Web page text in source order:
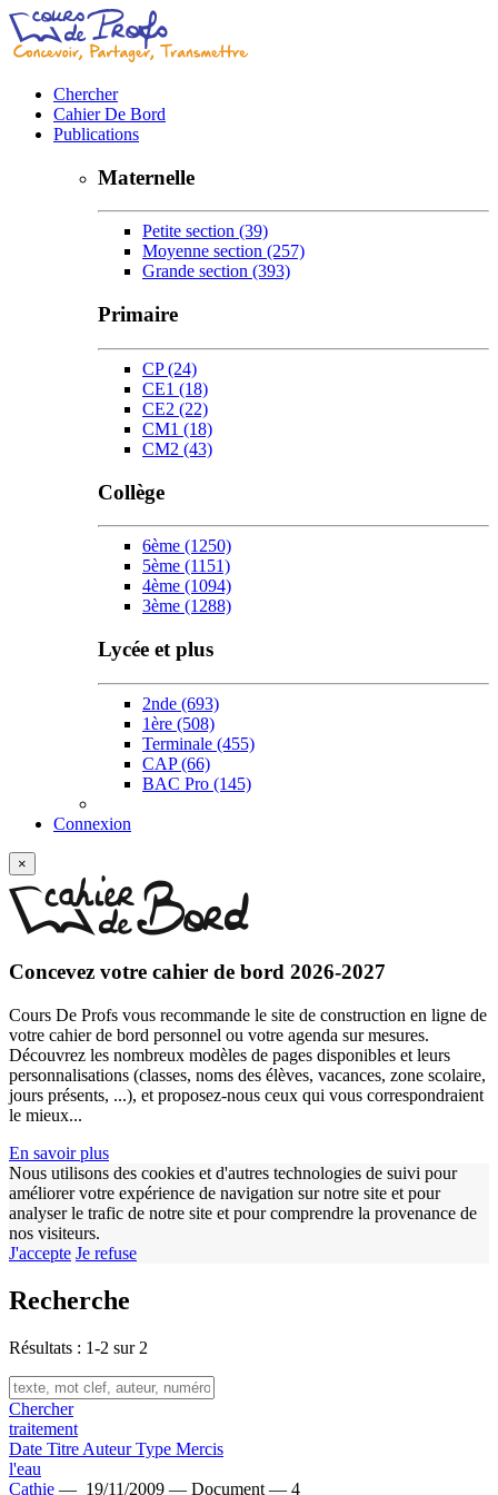
Chercher
Cahier De Bord
Publications
Maternelle
Petite section (39)
Moyenne section (257)
Grande section (393)
Primaire
CP(24)
CE1 (18)
CE2 (22)
CM1 (18)
CM2 (43)
Collège
6ème (1250)
5ème (1151)
4ème (1094)
3ème (1288)
Lycée et plus
2nde (693)
1ère (508)
Terminale (455)
CAP(66)
BAC Pro (145)
Connexion
×
Concevez votre cahier de bord 2026-2027
Cours De Profs vous recommande le site de construction en ligne de
votre cahier de bord personnel ou votre agenda sur mesures.
Découvrez les nombreux modèles de pages disponibles et leurs
personnalisations (classes, noms des élèves, vacances, zone scolaire,
jours présents, ...), et proposez-nous ceux qui vous correspondraient
le mieux...
En savoir plus
Nous utilisons des cookies et d'autres technologies de suivi pour
améliorer votre expérience de navigation sur notre site et pour
analyser le trafic de notre site et pour comprendre la provenance de
nos visiteurs.
J'accepte Je refuse
Recherche
Résultats : 1-2 sur 2
Chercher
traitement
Date Titre AuteurType Mercis
l'eau
Cathie — 19/11/2009 — Document — 4